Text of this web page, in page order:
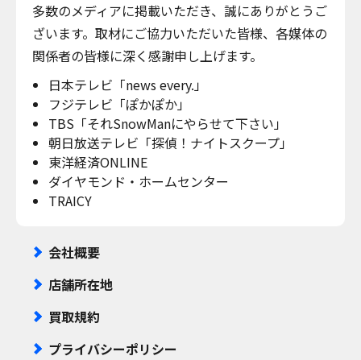
多数のメディアに掲載いただき、誠にありがとうご
ざいます。取材にご協力いただいた皆様、各媒体の
関係者の皆様に深く感謝申し上げます。
日本テレビ「news every.」
フジテレビ「ぽかぽか」
TBS「それSnowManにやらせて下さい」
朝日放送テレビ「探偵！ナイトスクープ」
東洋経済ONLINE
ダイヤモンド・ホームセンター
TRAICY
会社概要
店舗所在地
買取規約
プライバシーポリシー